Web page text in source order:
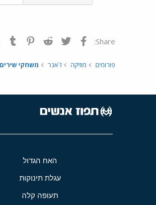
Share: פייסבוק Twitter
Reddit
פורומים מוזיקה ז`אנר משחקי שירים
האח הגדול
עגלת תינוקות
תעופה קלה